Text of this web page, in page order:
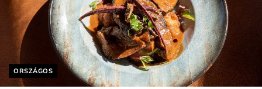
Helyszín címkék:
ORSZÁGOS